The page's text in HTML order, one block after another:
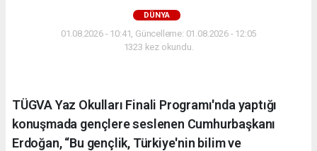
DÜNYA
01.08.2026 - 10:41, Güncelleme: 01.08.2026 - 12:05
1323 kez okundu.
TÜGVA Yaz Okulları Finali Programı'nda yaptığı
konuşmada gençlere seslenen Cumhurbaşkanı
Erdoğan, “Bu gençlik, Türkiye'nin bilim ve